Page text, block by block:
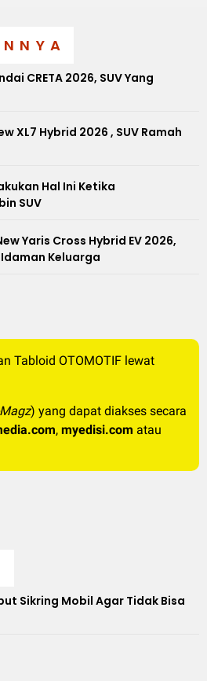
CRETA 2026, SUV Yang
XL7 Hybrid 2026 , SUV Ramah
Hal Ini Ketika
SUV
Yaris Cross Hybrid EV 2026,
Idaman Keluarga
Tabloid OTOMOTIF lewat
) yang dapat diakses secara
, myedisi.com atau
Sikring Mobil Agar Tidak Bisa